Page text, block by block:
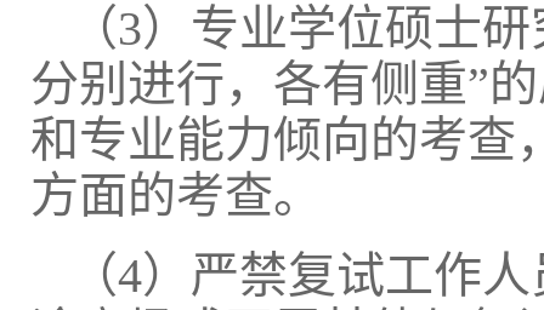
（3）专业学位硕士
分别进行，各有侧重”
和专业能力倾向的考查
方面的考查。
（4）严禁复试工作